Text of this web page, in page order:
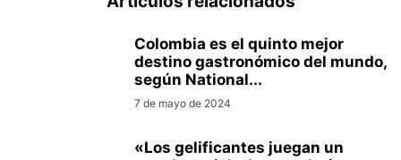
Colombia es el quinto mejor
destino gastronómico del mundo,
según National...
7 de mayo de 2024
«Los gelificantes juegan un